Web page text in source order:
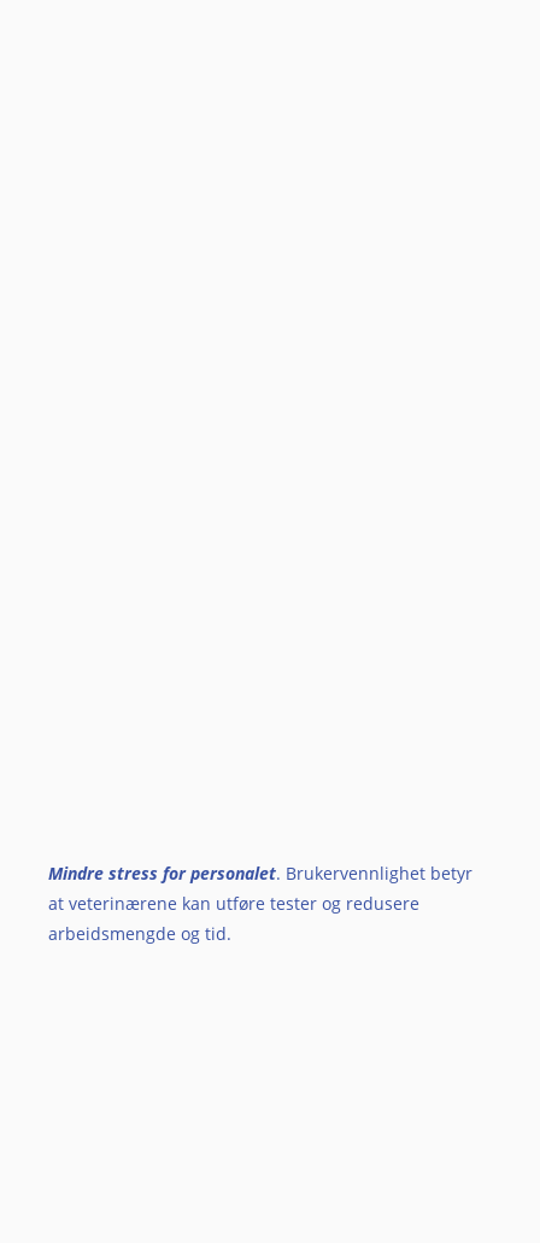
Mindre stress for personalet. Brukervennlighet betyr
at veterinærene kan utføre tester og redusere
arbeidsmengde og tid.